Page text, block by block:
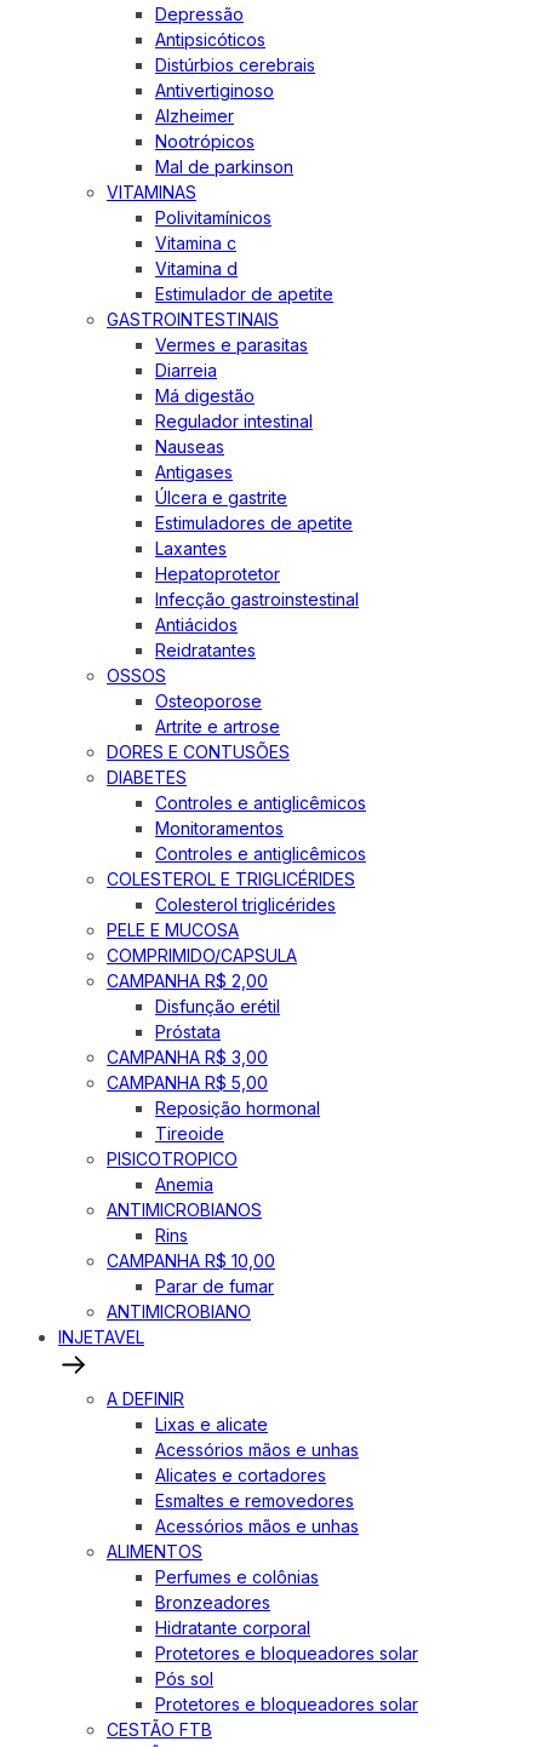
Depressão
Antipsicóticos
Distúrbios cerebrais
Antivertiginoso
Alzheimer
Nootrópicos
Mal de parkinson
VITAMINAS
Polivitamínicos
Vitamina c
Vitamina d
Estimulador de apetite
GASTROINTESTINAIS
Vermes e parasitas
Diarreia
Má digestão
Regulador intestinal
Nauseas
Antigases
Úlcera e gastrite
Estimuladores de apetite
Laxantes
Hepatoprotetor
Infecção gastroinstestinal
Antiácidos
Reidratantes
OSSOS
Osteoporose
Artrite e artrose
DORES E CONTUSÕES
DIABETES
Controles e antiglicêmicos
Monitoramentos
Controles e antiglicêmicos
COLESTEROL E TRIGLICÉRIDES
Colesterol triglicérides
PELE E MUCOSA
COMPRIMIDO/CAPSULA
CAMPANHA R$ 2,00
Disfunção erétil
Próstata
CAMPANHA R$ 3,00
CAMPANHA R$ 5,00
Reposição hormonal
Tireoide
PISICOTROPICO
Anemia
ANTIMICROBIANOS
Rins
CAMPANHA R$ 10,00
Parar de fumar
ANTIMICROBIANO
INJETAVEL
A DEFINIR
Lixas e alicate
Acessórios mãos e unhas
Alicates e cortadores
Esmaltes e removedores
Acessórios mãos e unhas
ALIMENTOS
Perfumes e colônias
Bronzeadores
Hidratante corporal
Protetores e bloqueadores solar
Pós sol
Protetores e bloqueadores solar
CESTÃO FTB